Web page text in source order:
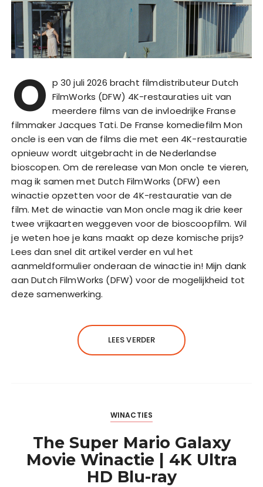
O p 30 juli 2026 bracht filmdistributeur Dutch
FilmWorks (DFW) 4K-restauraties uit van
meerdere films van de invloedrijke Franse
filmmaker Jacques Tati. De Franse komediefilm Mon
oncle is een van de films die met een 4K-restauratie
opnieuw wordt uitgebracht in de Nederlandse
bioscopen. Om de rerelease van Mon oncle te vieren,
mag ik samen met Dutch FilmWorks (DFW) een
winactie opzetten voor de 4K-restauratie van de
film. Met de winactie van Mon oncle mag ik drie keer
twee vrijkaarten weggeven voor de bioscoopfilm. Wil
je weten hoe je kans maakt op deze komische prijs?
Lees dan snel dit artikel verder en vul het
aanmeldformulier onderaan de winactie in! Mijn dank
aan Dutch FilmWorks (DFW) voor de mogelijkheid tot
deze samenwerking.
LEES VERDER
WINACTIES
The Super Mario Galaxy
Movie Winactie | 4K Ultra
HD Blu-ray